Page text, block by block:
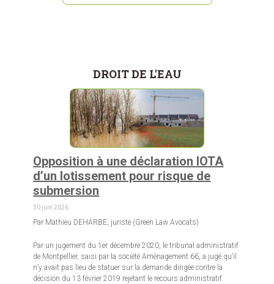
DROIT DE L'EAU
Opposition à une déclaration IOTA
d’un lotissement pour risque de
submersion
30 juin 2026
Par Mathieu DEHARBE, juriste (Green Law Avocats)
Par un jugement du 1er décembre 2020, le tribunal administratif
de Montpellier, saisi par la société Aménagement 66, a jugé qu’il
n’y avait pas lieu de statuer sur la demande dirigée contre la
décision du 13 février 2019 rejetant le recours administratif